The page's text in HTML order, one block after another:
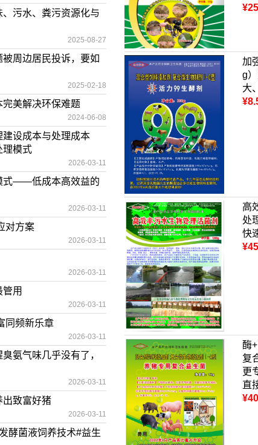
污水、粪污资源化与
2025-08-27
周边居民投诉，要如
2025-02-18
美解决环保难题
2024-06-08
设成本与处理成本
理模式
2026-03-11
式——低成本高效益的
2026-03-11
对方案
2026-03-11
2026-03-11
用
2026-03-11
同频新乐章
2026-03-11
氨气味几乎没有了，
2026-03-11
出致富好猪
2026-03-11
酵菌液饲养技术#益生
¥25
加
g
大
高
处
快
¥45
酶
复
更
直
¥40